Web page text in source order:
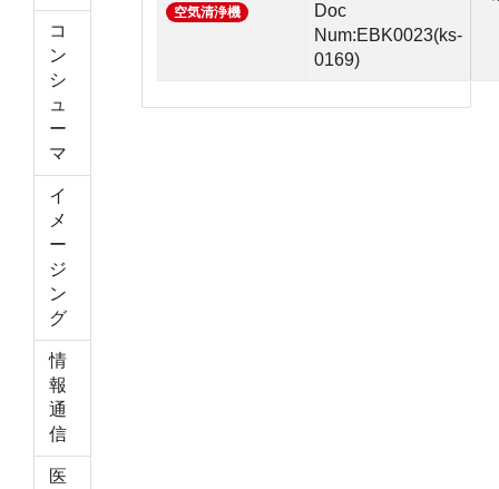
コ
ン
シ
ュ
ー
マ
イ
メ
ー
ジ
ン
グ
情
報
通
信
医
空気清浄機
Doc
Num:EBK0023(ks-
0169)